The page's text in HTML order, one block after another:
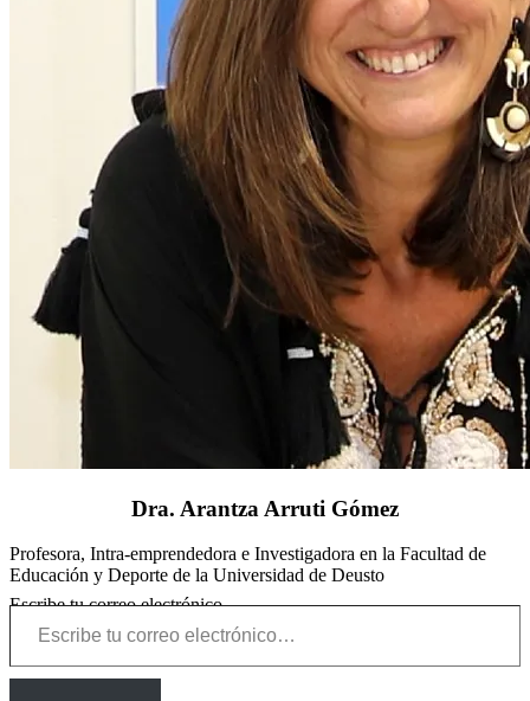
Dra. Arantza Arruti Gómez
Profesora, Intra-emprendedora e Investigadora en la Facultad de
Educación y Deporte de la Universidad de Deusto
Escribe tu correo electrónico…